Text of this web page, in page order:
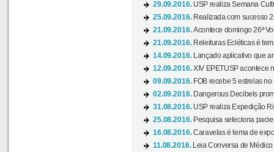
29.09.2016. USP realiza Semana
25.09.2016. Realizada com sucesso
21.09.2016.Acontece domingo 26ª
21.09.2016. Releituras Ecléticas é
14.09.2016.
Lançado aplicativo que
12.09.2016.XIV EPETUSP acontece
09.09.2016. FOB recebe 5 estrelas
02.09.2016. Dangerous Decibels
31.08.2016. USP realiza Expedição
25.08.2016. Pesquisa seleciona
16.08.2016.Caravelas é tema de
11.08.2016.
Leia Conversa de